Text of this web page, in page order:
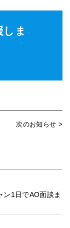
ま
次のお知らせ >
ン1日でAO面談ま